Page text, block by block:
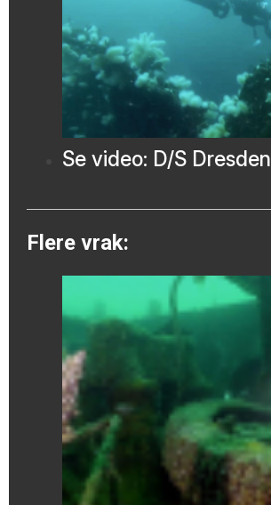
Se video: D/S Dresden
Flere vrak: